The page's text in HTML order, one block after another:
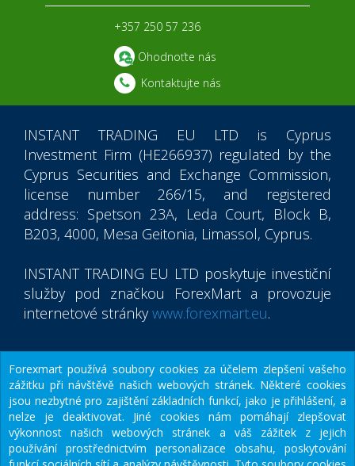
+357 250 57 236
Ohodnoťte nás
Kontaktujte nás
INSTANT TRADING EU LTD is Cyprus
Investment Firm (HE266937) regulated by the
Cyprus Securities and Exchange Commission,
license number 266/15, and registered
address: Spetson 23A, Leda Court, Block B,
B203, 4000, Mesa Geitonia, Limassol, Cyprus.
INSTANT TRADING EU LTD poskytuje investiční
služby pod značkou ForexMart a provozuje
internetové stránkywww.forexmart.eu.
© 2015-2026Instant Trading EU Ltd.
Mobilní aplikace ForexMart
Forexmart používá soubory cookies za účelem zlepšení vašeho
zážitku při návštěvě našich webových stránek. Některé cookies
jsou nezbytné pro zajištění základních funkcí, jako je přihlášení, a
nelze je deaktivovat. Jiné cookies nám pomáhají zlepšovat
výkonnost našich webových stránek a váš zážitek z jejich
používání prostřednictvím personalizace obsahu, poskytování